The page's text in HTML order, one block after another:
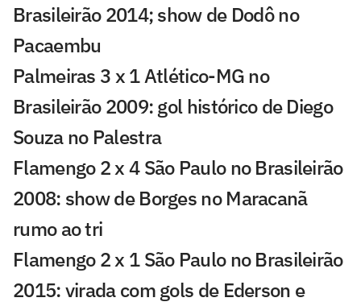
Brasileirão 2014; show de Dodô no
Pacaembu
Palmeiras 3 x 1 Atlético-MG no
Brasileirão 2009: gol histórico de Diego
Souza no Palestra
Flamengo 2 x 4 São Paulo no Brasileirão
2008: show de Borges no Maracanã
rumo ao tri
Flamengo 2 x 1 São Paulo no Brasileirão
2015: virada com gols de Ederson e